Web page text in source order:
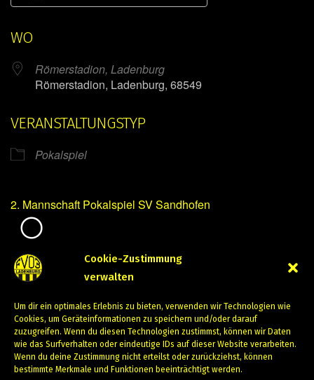
Cookie-Zustimmung
verwalten
Um dir ein optimales Erlebnis zu bieten, verwenden wir Technologien wie
Cookies, um Geräteinformationen zu speichern und/oder darauf
zuzugreifen. Wenn du diesen Technologien zustimmst, können wir Daten
wie das Surfverhalten oder eindeutige IDs auf dieser Website verarbeiten.
Wenn du deine Zustimmung nicht erteilst oder zurückziehst, können
bestimmte Merkmale und Funktionen beeinträchtigt werden.
WO
Römerstadion, Ladenburg
Römerstadion, Ladenburg, 68549
VERANSTALTUNGSTYP
Pokalspiel
2. Mannschaft Pokalspiel SV Sandhofen
August 6, 2023
PREVIOUS